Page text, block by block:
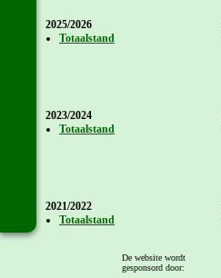
2025/2026
Totaalstand
2023/2024
Totaalstand
2021/2022
Totaalstand
De website wordt
gesponsord door: